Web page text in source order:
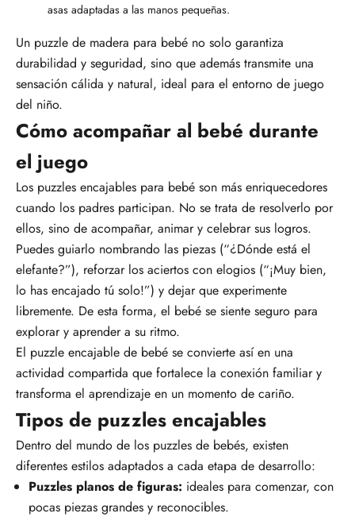
asas adaptadas a las manos pequeñas.
Un puzzle de madera para bebé no solo garantiza
durabilidad y seguridad, sino que además transmite una
sensación cálida y natural, ideal para el entorno de juego
del niño.
Cómo acompañar al bebé durante
el juego
Los puzzles encajables para bebé son más enriquecedores
cuando los padres participan. No se trata de resolverlo por
ellos, sino de acompañar, animar y celebrar sus logros.
Puedes guiarlo nombrando las piezas (“¿Dónde está el
elefante?”), reforzar los aciertos con elogios (“¡Muy bien,
lo has encajado tú solo!”) y dejar que experimente
libremente. De esta forma, el bebé se siente seguro para
explorar y aprender a su ritmo.
El puzzle encajable de bebé se convierte así en una
actividad compartida que fortalece la conexión familiar y
transforma el aprendizaje en un momento de cariño.
Tipos de puzzles encajables
Dentro del mundo de los puzzles de bebés, existen
diferentes estilos adaptados a cada etapa de desarrollo:
Puzzles planos de figuras: ideales para comenzar, con
pocas piezas grandes y reconocibles.